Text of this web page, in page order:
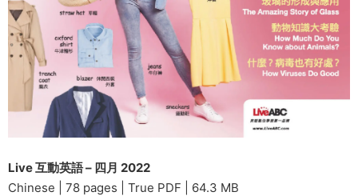
Live 互動英語 – 四月 2022
Chinese | 78 pages | True PDF | 64.3 MB